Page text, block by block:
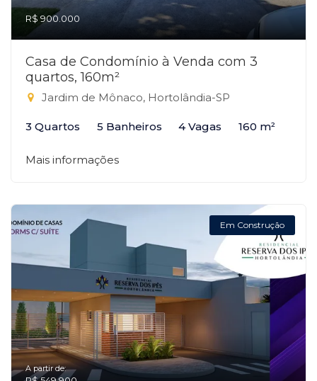
R$ 900.000
Casa de Condomínio à Venda com 3
quartos, 160m²
Jardim de Mônaco, Hortolândia-SP
3 Quartos 5 Banheiros 4 Vagas 160 m²
Mais informações
Em Construção
A partir de: